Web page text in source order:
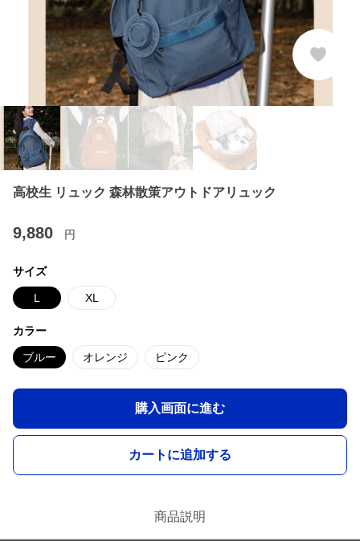
高校生 リュック 森林散策アウトドアリュック
9,880 円
サイズ
L XL
カラー
ブルー オレンジ ピンク
購入画面に進む
カートに追加する
商品説明